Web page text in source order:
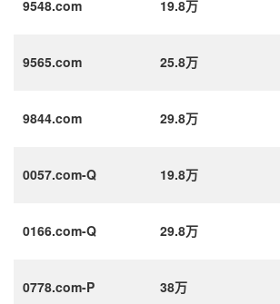
9548.com 19.8万
9565.com 25.8万
9844.com 29.8万
0057.com-Q 19.8万
0166.com-Q 29.8万
0778.com-P 38万